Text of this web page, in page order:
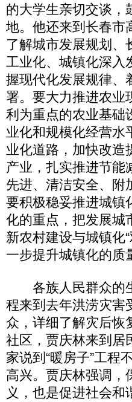
的大学生亲切交谈，
地。他还来到长春市
了解城市发展规划、
工业化、城镇化深入
握现代化发展规律、
署。要大力推进农业
利为重点的农业基础
业化和规模化经营水
业化道路，加快改造
产业，扎实推进节能
先进、清洁安全、附
要积极稳妥推进城镇
化的重点，把发展城
新农村建设与城镇化
一步提升城镇化的质
各族人民群众的生
程来到去年洪涝灾害
众，详细了解灾后恢
社区，贾庆林来到居
家说到“暖房子”工程
高兴。贾庆林强调，
义，也是促进社会